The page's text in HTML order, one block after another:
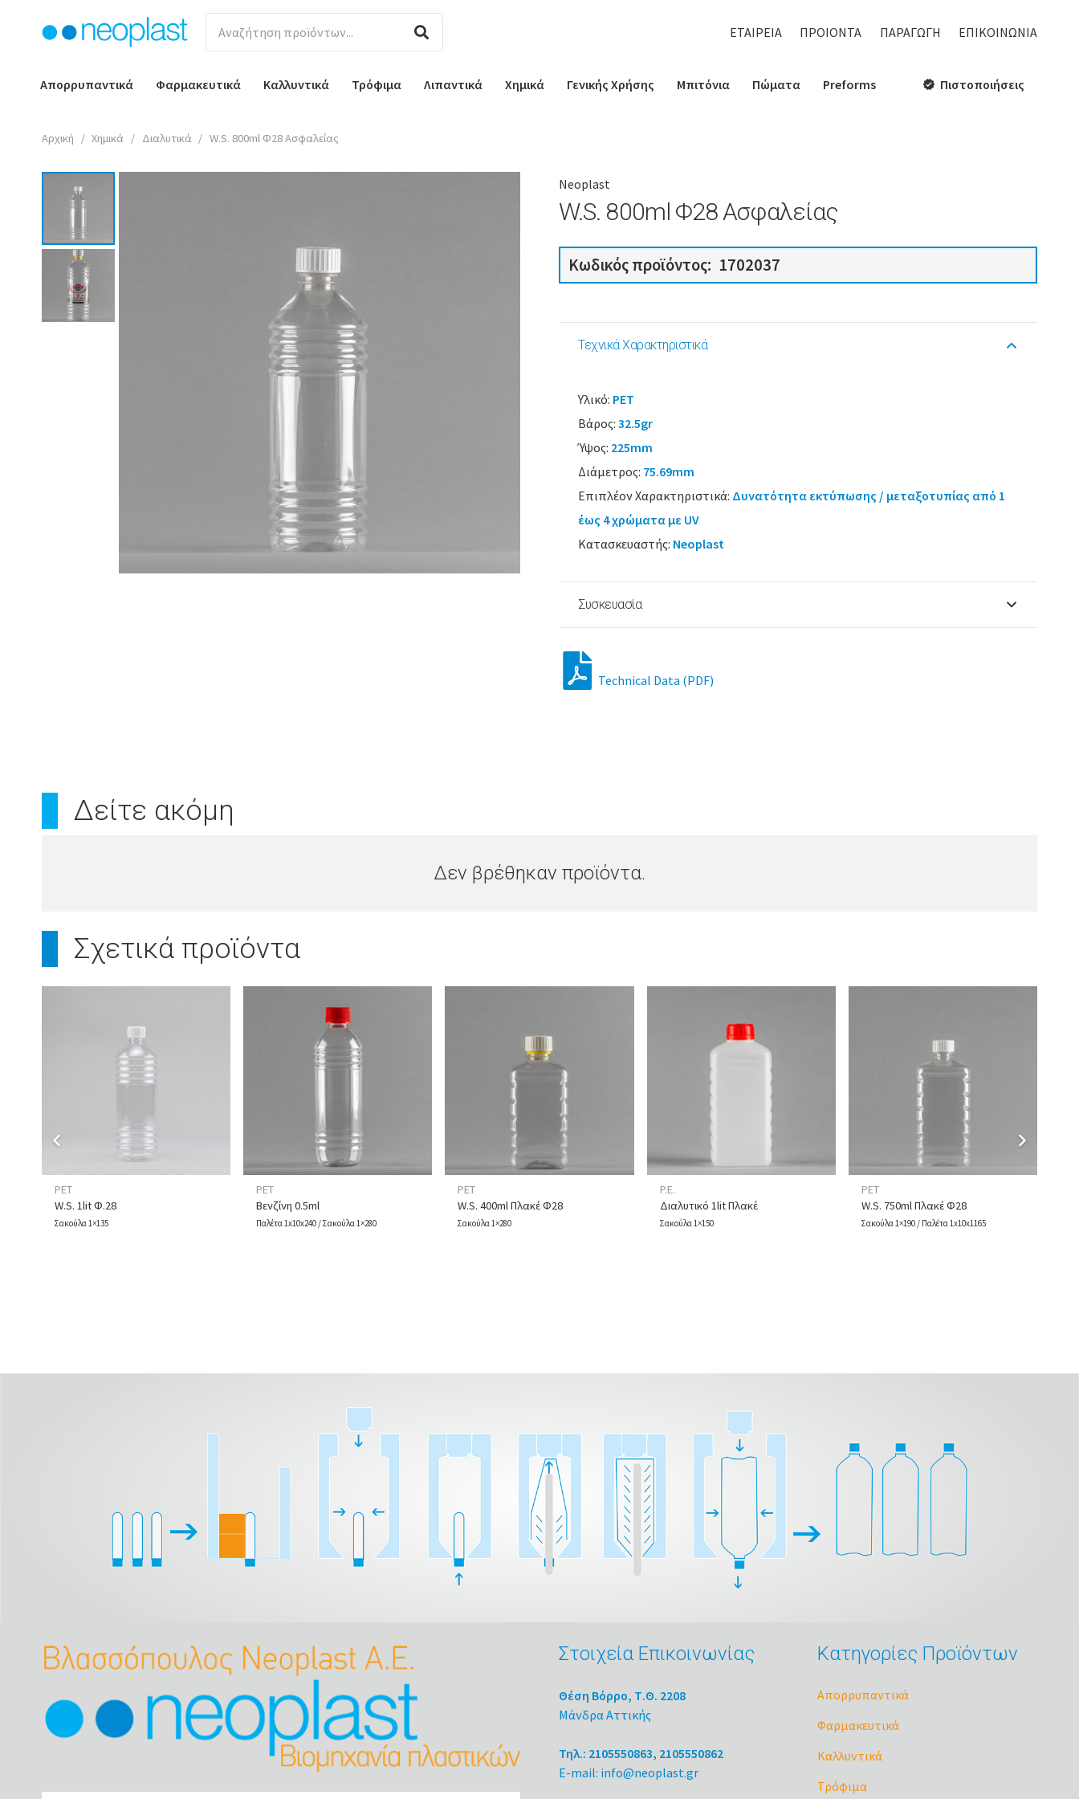
ΕΤΑΙΡΕΙΑ ΠΡΟΙΟΝΤΑ ΠΑΡΑΓΩΓΗ ΕΠΙΚΟΙΝΩΝΙΑ
Απορρυπαντικά Φαρμακευτικά Καλλυντικά Τρόφιμα Λιπαντικά Χημικά Γενικής Χρήσης Μπιτόνια Πώματα Preforms verified Πιστοποιήσεις
Αρχική / Χημικά / Διαλυτικά / W.S. 800ml Φ28 Ασφαλείας
Neoplast
W.S. 800ml Φ28 Ασφαλείας
Κωδικός προϊόντος: 1702037
Τεχνικά Χαρακτηριστικά
Υλικό: PET
Βάρος: 32.5gr
Ύψος: 225mm
Διάμετρος: 75.69mm
Επιπλέον Χαρακτηριστικά: Δυνατότητα εκτύπωσης / μεταξοτυπίας από 1
έως 4 χρώματα με UV
Κατασκευαστής: Neoplast
Συσκευασία
Technical Data (PDF)
Δείτε ακόμη
Δεν βρέθηκαν προϊόντα.
Σχετικά προϊόντα
PET
W.S. 1lit Φ.28
Σακούλα 1×135
PET
Βενζίνη 0.5ml
Παλέτα 1x10x240 / Σακούλα 1×280
PET
W.S. 400ml Πλακέ Φ28
Σακούλα 1×280
P.E.
Διαλυτικό 1lit Πλακέ
Σακούλα 1×150
PET
W.S. 750ml Πλακέ Φ28
Σακούλα 1×190 / Παλέτα 1x10x1165
Στοιχεία Επικοινωνίας
Θέση Βόρρο, Τ.Θ. 2208
Μάνδρα Αττικής
Τηλ.: 2105550863, 2105550862
E-mail: info@neoplast.gr
Κατηγορίες Προϊόντων
Απορρυπαντικά
Φαρμακευτικά
Καλλυντικά
Τρόφιμα